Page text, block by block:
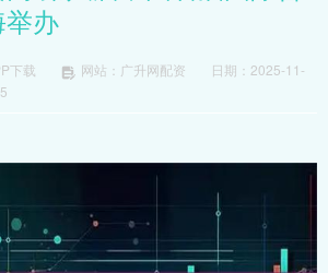
办
下载 网站：广升网配资
日期：2025-11-